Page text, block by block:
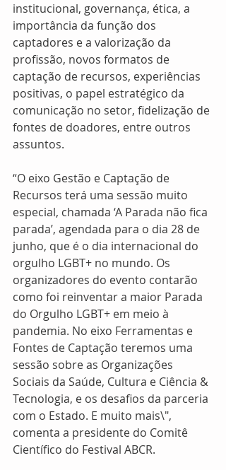
institucional, governança, ética, a
importância da função dos
captadores e a valorização da
profissão, novos formatos de
captação de recursos, experiências
positivas, o papel estratégico da
comunicação no setor, fidelização de
fontes de doadores, entre outros
assuntos.
“O eixo Gestão e Captação de
Recursos terá uma sessão muito
especial, chamada ‘A Parada não fica
parada’, agendada para o dia 28 de
junho, que é o dia internacional do
orgulho LGBT+ no mundo. Os
organizadores do evento contarão
como foi reinventar a maior Parada
do Orgulho LGBT+ em meio à
pandemia. No eixo Ferramentas e
Fontes de Captação teremos uma
sessão sobre as Organizações
Sociais da Saúde, Cultura e Ciência &
Tecnologia, e os desafios da parceria
com o Estado. E muito mais\",
comenta a presidente do Comitê
Científico do Festival ABCR.